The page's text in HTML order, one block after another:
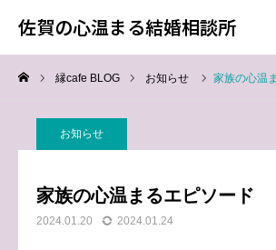
佐賀の心温まる結婚相談所
縁cafe BLOG お知らせ 家族の心温
お知らせ
家族の心温まるエピソード
2024.01.20 2024.01.24
佐賀の心温まる結婚相談所
料金
TOP